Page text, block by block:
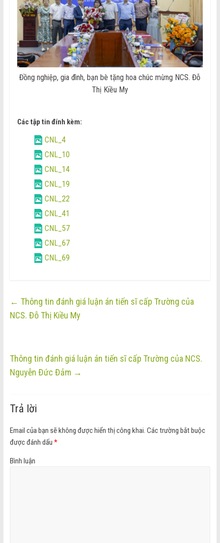
Đồng nghiệp, gia đình, bạn bè tặng hoa chúc mừng NCS. Đỗ
Thị Kiều My
Các tập tin đính kèm:
CNL_4
CNL_10
CNL_14
CNL_19
CNL_22
CNL_41
CNL_57
CNL_67
CNL_69
← Thông tin đánh giá luận án tiến sĩ cấp Trường của
NCS. Đỗ Thị Kiều My
Thông tin đánh giá luận án tiến sĩ cấp Trường của NCS.
Nguyễn Đức Đảm →
Trả lời
Email của bạn sẽ không được hiển thị công khai. Các trường bắt buộc
được đánh dấu *
Bình luận